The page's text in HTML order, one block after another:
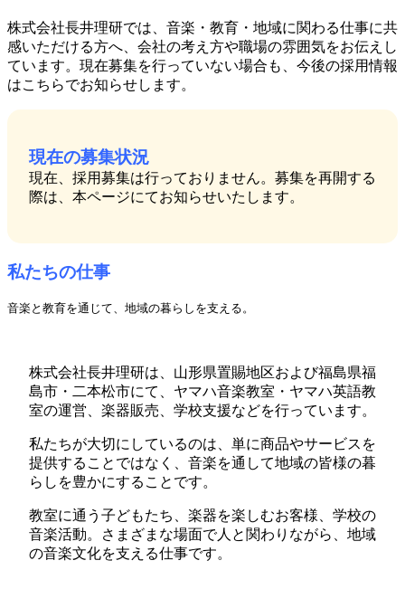
株式会社長井理研では、音楽・教育・地域に関わる仕事に共
感いただける方へ、会社の考え方や職場の雰囲気をお伝えし
ています。現在募集を行っていない場合も、今後の採用情報
はこちらでお知らせします。
現在の募集状況
現在、採用募集は行っておりません。募集を再開する
際は、本ページにてお知らせいたします。
私たちの仕事
音楽と教育を通じて、地域の暮らしを支える。
株式会社長井理研は、山形県置賜地区および福島県福
島市・二本松市にて、ヤマハ音楽教室・ヤマハ英語教
室の運営、楽器販売、学校支援などを行っています。
私たちが大切にしているのは、単に商品やサービスを
提供することではなく、音楽を通して地域の皆様の暮
らしを豊かにすることです。
教室に通う子どもたち、楽器を楽しむお客様、学校の
音楽活動。さまざまな場面で人と関わりながら、地域
の音楽文化を支える仕事です。